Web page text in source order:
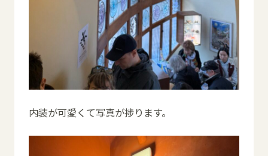
内装が可愛くて写真が捗ります。